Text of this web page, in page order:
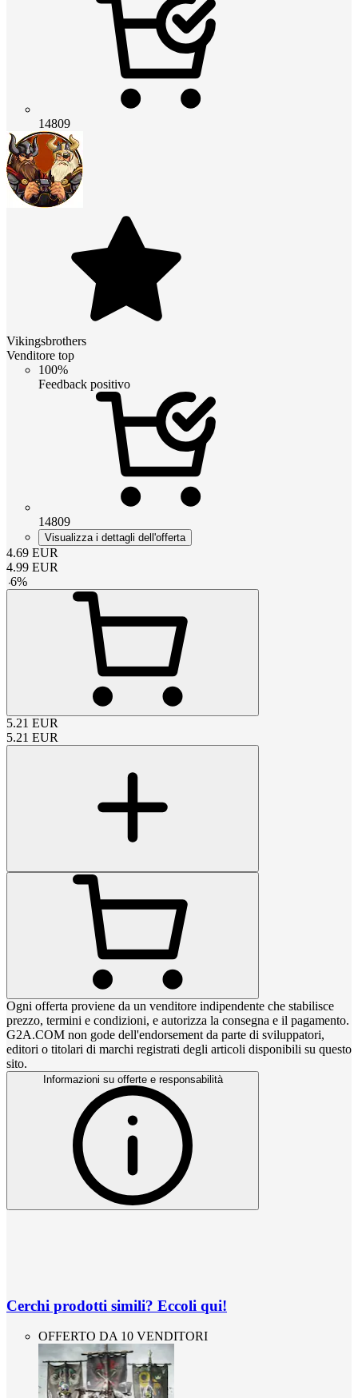
14809
Vikingsbrothers
Venditore top
100%
Feedback positivo
14809
Visualizza i dettagli dell'offerta
4.69 EUR
4.99 EUR
-6%
5.21 EUR
5.21 EUR
Ogni offerta proviene da un venditore indipendente che stabilisce
prezzo, termini e condizioni, e autorizza la consegna e il pagamento.
G2A.COM non gode dell'endorsement da parte di sviluppatori,
editori o titolari di marchi registrati degli articoli disponibili su questo
sito.
Informazioni su offerte e responsabilità
Cerchi prodotti simili? Eccoli qui!
OFFERTO DA 10 VENDITORI